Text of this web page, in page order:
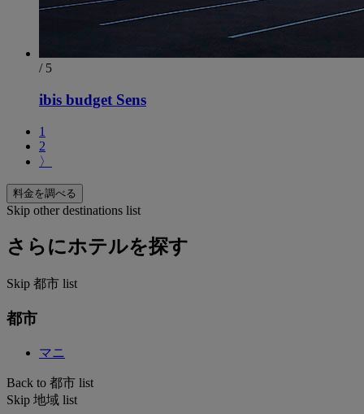
/ 5
ibis budget Sens
1
2
〉
料金を調べる
Skip other destinations list
さらにホテルを探す
Skip 都市 list
都市
マニ
Back to 都市 list
Skip 地域 list